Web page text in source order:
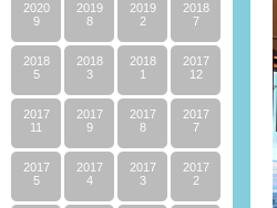
2020
9
2019
8
2019
2
2018
7
2018
5
2018
3
2018
1
2017
12
2017
11
2017
9
2017
8
2017
7
2017
5
2017
4
2017
3
2017
2